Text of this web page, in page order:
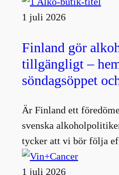
1 juli 2026
Finland gör
tillgängligt –
söndagsöppet
Är Finland ett
svenska
tycker att vi bör följa
1 juli 2026